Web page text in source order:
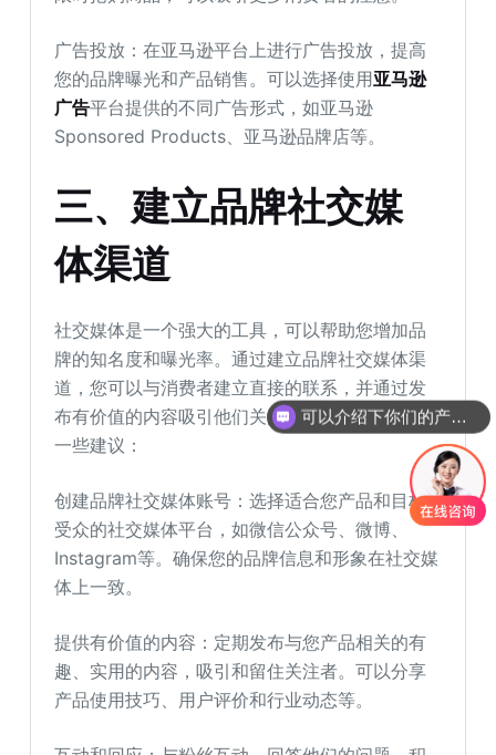
广告投放：在亚马逊平台上进行广告投放，提高
您的品牌曝光和产品销售。可以选择使用亚马逊
广告平台提供的不同广告形式，如亚马逊
Sponsored Products、亚马逊品牌店等。
三、建立品牌社交媒
体渠道
社交媒体是一个强大的工具，可以帮助您增加品
牌的知名度和曝光率。通过建立品牌社交媒体渠
道，您可以与消费者建立直接的联系，并通过发
布有价值的内容吸引他们关注您的产品。以下是
一些建议：
创建品牌社交媒体账号：选择适合您产品和目标
受众的社交媒体平台，如微信公众号、微博、
Instagram等。确保您的品牌信息和形象在社交媒
体上一致。
提供有价值的内容：定期发布与您产品相关的有
趣、实用的内容，吸引和留住关注者。可以分享
产品使用技巧、用户评价和行业动态等。
可以介绍下你们的产品么